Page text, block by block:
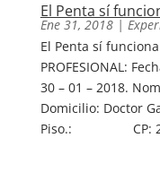
El Penta sí
Ene 31, 2018|
El Penta sí
PROFESIONAL:
30 – 01 – 2018.
Domicilio:
Piso.: CP: